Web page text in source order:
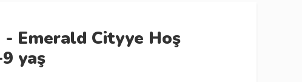
Emerald Cityye Hoş
yaş